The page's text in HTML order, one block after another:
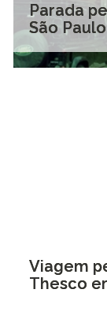
Parada
São Paulo
Viagem
Thesco